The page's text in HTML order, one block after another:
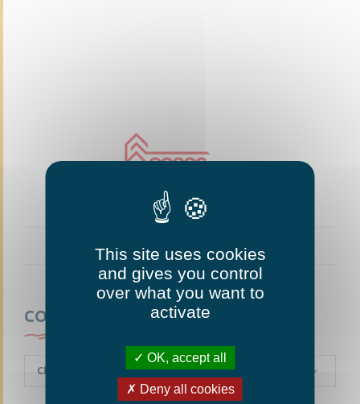
CONTACTEZ-NOUS
Chambellay
This site uses cookies
and gives you control
over what you want to
activate
OK, accept all
Deny all cookies